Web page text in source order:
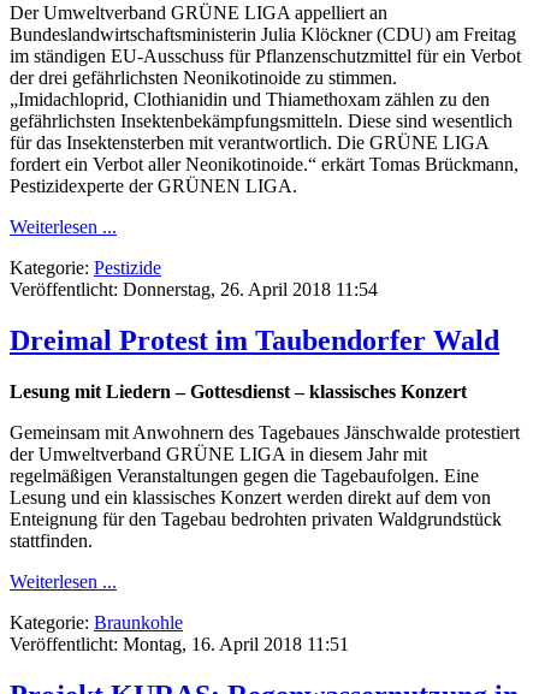
Der Umweltverband GRÜNE LIGA appelliert an
Bundeslandwirtschaftsministerin Julia Klöckner (CDU) am Freitag
im ständigen EU-Ausschuss für Pflanzenschutzmittel für ein Verbot
der drei gefährlichsten Neonikotinoide zu stimmen.
„Imidachloprid, Clothianidin und Thiamethoxam zählen zu den
gefährlichsten Insektenbekämpfungsmitteln. Diese sind wesentlich
für das Insektensterben mit verantwortlich. Die GRÜNE LIGA
fordert ein Verbot aller Neonikotinoide.“ erkärt Tomas Brückmann,
Pestizidexperte der GRÜNEN LIGA.
Weiterlesen ...
Kategorie: Pestizide
Veröffentlicht: Donnerstag, 26. April 2018 11:54
Dreimal Protest im Taubendorfer Wald
Lesung mit Liedern – Gottesdienst – klassisches Konzert
Gemeinsam mit Anwohnern des Tagebaues Jänschwalde protestiert
der Umweltverband GRÜNE LIGA in diesem Jahr mit
regelmäßigen Veranstaltungen gegen die Tagebaufolgen. Eine
Lesung und ein klassisches Konzert werden direkt auf dem von
Enteignung für den Tagebau bedrohten privaten Waldgrundstück
stattfinden.
Weiterlesen ...
Kategorie: Braunkohle
Veröffentlicht: Montag, 16. April 2018 11:51